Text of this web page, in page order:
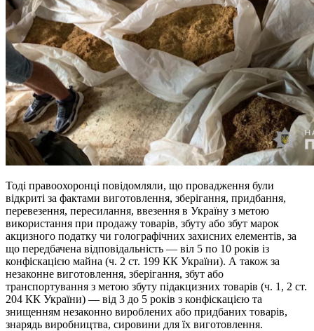
Тоді правоохоронці повідомляли, що провадження були
відкриті за фактами виготовлення, зберігання, придбання,
перевезення, пересилання, ввезення в Україну з метою
використання при продажу товарів, збуту або збут марок
акцизного податку чи голографічних захисних елементів, за
що передбачена відповідальність — віл 5 по 10 років із
конфіскацією майна (ч. 2 ст. 199 КК України). А також за
незаконне виготовлення, зберігання, збут або
транспортування з метою збуту підакцизних товарів (ч. 1, 2 ст.
204 КК України) — від 3 до 5 років з конфіскацією та
знищенням незаконно вироблених або придбаних товарів,
знарядь виробництва, сировини для їх виготовлення.